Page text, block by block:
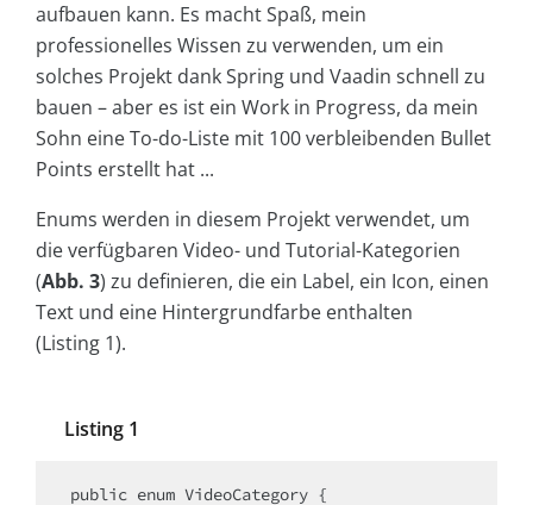
aufbauen kann. Es macht Spaß, mein
professionelles Wissen zu verwenden, um ein
solches Projekt dank Spring und Vaadin schnell zu
bauen – aber es ist ein Work in Progress, da mein
Sohn eine To-do-Liste mit 100 verbleibenden Bullet
Points erstellt hat ...
Enums werden in diesem Projekt verwendet, um
die verfügbaren Video- und Tutorial-Kategorien
(Abb. 3) zu definieren, die ein Label, ein Icon, einen
Text und eine Hintergrundfarbe enthalten
(Listing 1).
Listing 1
public enum VideoCategory {